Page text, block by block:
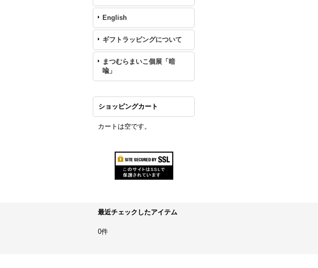
English
ギフトラッピングについて
まつむらまいこ個展「暗
喩」
ショッピングカート
カートは空です。
最近チェックしたアイテム
0件